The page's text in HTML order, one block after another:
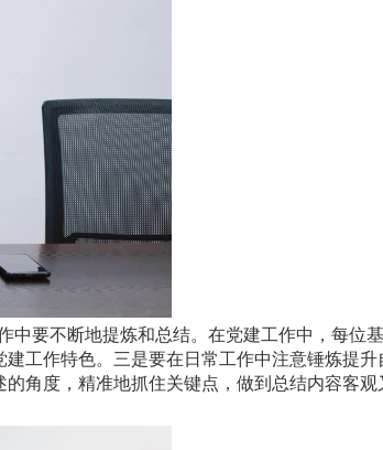
中要不断地提炼和总结。在党建工作中，每位
工作特色。三是要在日常工作中注意锤炼提升
角度，精准地抓住关键点，做到总结内容客观